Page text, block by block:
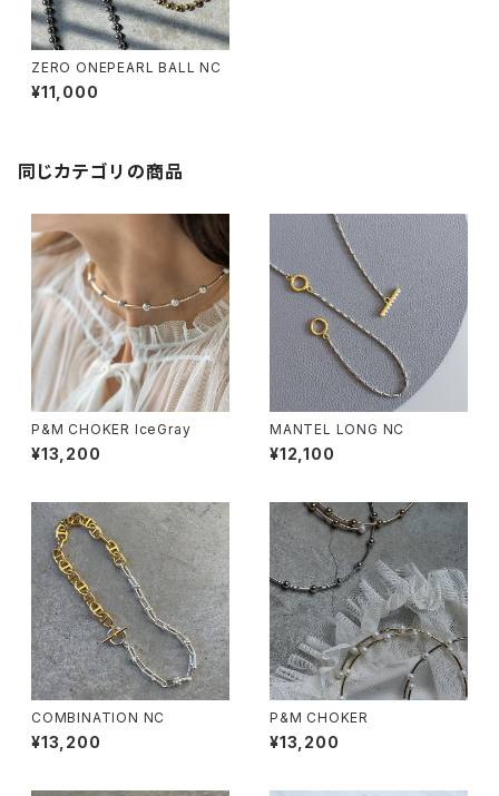
ZERO ONEPEARL BALL NC
¥11,000
同じカテゴリの商品
P&M CHOKER IceGray
¥13,200
MANTEL LONG NC
¥12,100
COMBINATION NC
¥13,200
P&M CHOKER
¥13,200